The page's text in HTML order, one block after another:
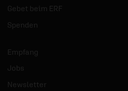
Gebet beim ERF
Spenden
Empfang
Jobs
Newsletter